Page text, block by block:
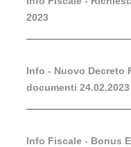
2023
Info - Nuovo Decreto
documenti 24.02.2023
Info Fiscale - Bonus